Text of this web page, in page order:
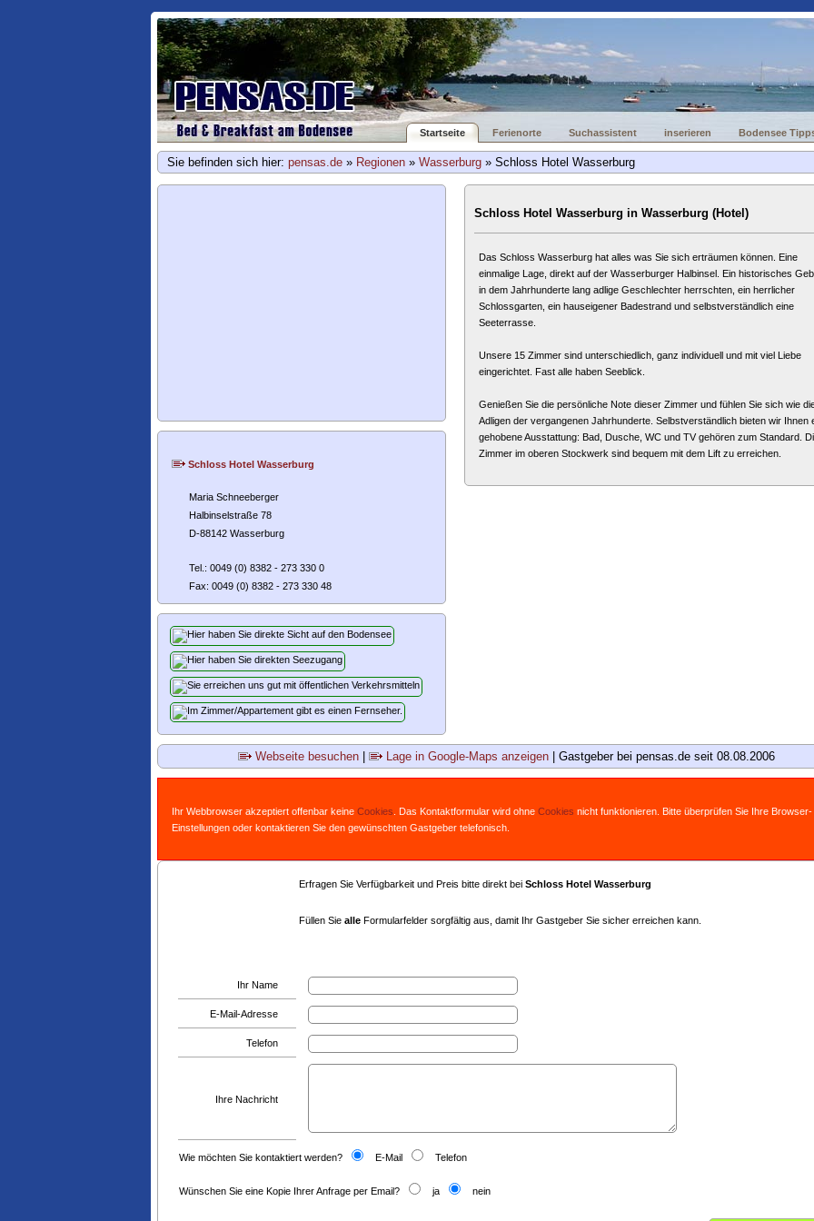
Startseite Ferienorte Suchassistent inserieren Bodensee
Sie befinden sich hier: pensas.de » Regionen » Wasserburg » Schloss Hotel Wasserburg
Schloss Hotel Wasserburg
Maria Schneeberger
Halbinselstraße 78
D-88142 Wasserburg
Tel.: 0049 (0) 8382 - 273 330 0
Fax: 0049 (0) 8382 - 273 330 48
Schloss Hotel Wasserburg in Wasserburg (Hotel)
Das Schloss Wasserburg hat alles was Sie sich erträumen können. Eine
einmalige Lage, direkt auf der Wasserburger Halbinsel. Ein historisches
in dem Jahrhunderte lang adlige Geschlechter herrschten, ein herrlicher
Schlossgarten, ein hauseigener Badestrand und selbstverständlich eine
Seeterrasse.
Unsere 15 Zimmer sind unterschiedlich, ganz individuell und mit viel Liebe
eingerichtet. Fast alle haben Seeblick.
Genießen Sie die persönliche Note dieser Zimmer und fühlen Sie sich wie
Adligen der vergangenen Jahrhunderte. Selbstverständlich bieten wir Ihnen
gehobene Ausstattung: Bad, Dusche, WC und TV gehören zum Standard.
Zimmer im oberen Stockwerk sind bequem mit dem Lift zu erreichen.
Webseite besuchen| Lage in Google-Maps anzeigen| Gastgeber bei pensas.de seit 08.08.2006
Ihr Webbrowser akzeptiert offenbar keine Cookies . Das Kontaktformular wird ohne Cookies nicht funktionieren. Bitte überprüfen Sie Ihre Browser-
Einstellungen oder kontaktieren Sie den gewünschten Gastgeber telefonisch.
Erfragen Sie Verfügbarkeit und Preis bitte direkt bei Schloss Hotel Wasserburg
Füllen Sie alle Formularfelder sorgfältig aus, damit Ihr Gastgeber Sie sicher erreichen kann.
Ihr Name
E-Mail-Adresse
Telefon
Ihre Nachricht
Wie möchten Sie kontaktiert werden? E-Mail Telefon
Wünschen Sie eine Kopie Ihrer Anfrage per Email? ja nein